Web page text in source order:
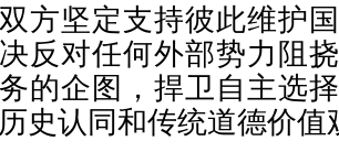
双方坚定支持彼此维护
反对任何外部势力阻
的企图，捍卫自主选
史认同和传统道德价值